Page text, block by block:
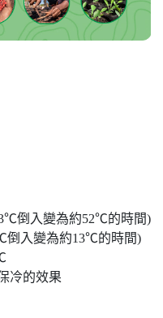
倒入變為約52℃的時間)
倒入變為約13℃的時間)
冷的效果